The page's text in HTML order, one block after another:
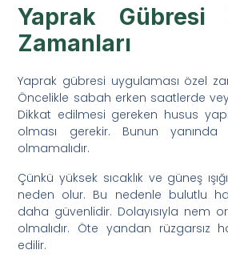
Yaprak Gübresi
Zamanları
Yaprak gübresi uygulaması özel
Öncelikle sabah erken saatlerde
Dikkat edilmesi gereken husus
olması gerekir. Bunun yanında
olmamalıdır.
Çünkü yüksek sıcaklık ve güneş
neden olur. Bu nedenle bulutlu
daha güvenlidir. Dolayısıyla nem
olmalıdır. Öte yandan rüzgarsız
edilir.